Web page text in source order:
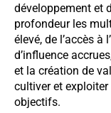
développement et
profondeur les
élevé, de l’accès
d’influence
et la création de
cultiver et
objectifs.